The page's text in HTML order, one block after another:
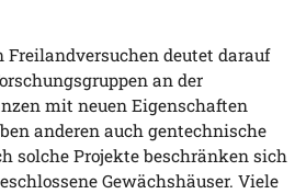
Freilandversuchen deutet darauf
an der
mit neuen Eigenschaften
anderen auch gentechnische
solche Projekte beschränken sich
Gewächshäuser. Viele